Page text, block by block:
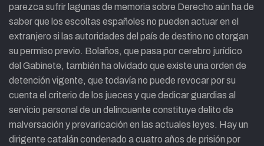
parezca sufrir lagunas de memoria sobre Derecho aún ha de
saber que los escoltas españoles no pueden actuar en el
extranjero si las autoridades del país de destino no otorgan
su permiso previo. Bolaños, que pasa por cerebro jurídico
del Gabinete, también ha olvidado que existe una orden de
detención vigente, que todavía no puede revocar por su
cuenta el criterio de los jueces y que dedicar guardias al
servicio personal de un delincuente constituye delito de
malversación y prevaricación en las actuales leyes. Hay un
dirigente catalán condenado a cuatro años de prisión por